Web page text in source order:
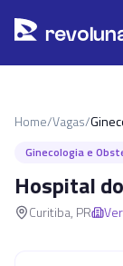
rev
Home/Vagas/
Ginecologia e
Hospital
Curitiba, PR